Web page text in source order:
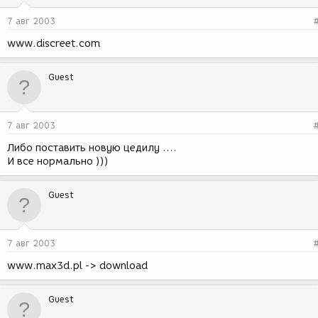
7 авг 2003
www.discreet.com
Guest
7 авг 2003
Либо поставить новую цедилу ....
И все нормально )))
Guest
7 авг 2003
www.max3d.pl -> download
Guest